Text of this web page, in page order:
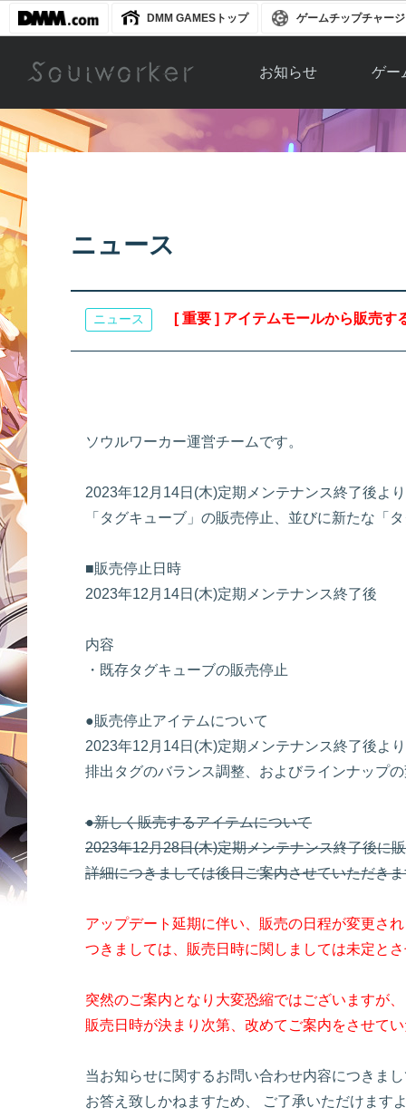
DMM GAMESトップ ゲームチップチャージ
お知らせ
お知らせ一覧
ゲー
ソウ
アップ
ニュース
ニュース [ 重要 ] アイテムモールから販売す
ソウルワーカー運営チームです。
2023年12月14日(木)定期メンテナンス終了後よ
「タグキューブ」の販売停止、並びに新たな「
■販売停止日時
2023年12月14日(木)定期メンテナンス終了後
内容
・既存タグキューブの販売停止
●販売停止アイテムについて
2023年12月14日(木)定期メンテナンス終了後よ
排出タグのバランス調整、およびラインナップ
●新しく販売するアイテムについて
2023年12月28日(木)定期メンテナンス終了後に
詳細につきましては後日ご案内させていただき
アップデート延期に伴い、販売の日程が変更さ
つきましては、販売日時に関しましては未定と
突然のご案内となり大変恐縮ではございますが、
販売日時が決まり次第、改めてご案内をさせて
当お知らせに関するお問い合わせ内容につきま
お答え致しかねますため、 ご了承いただけます